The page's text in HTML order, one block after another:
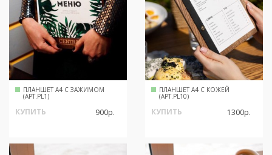
ПЛАНШЕТ А4 С ЗАЖИМОМ
(АРТ.PL1)
КУПИТЬ 900р.
ПЛАНШЕТ А4 С КОЖЕЙ
(АРТ.PL10)
КУПИТЬ 1300р.